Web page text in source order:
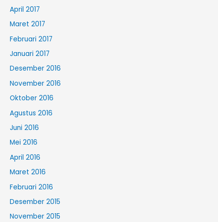
April 2017
Maret 2017
Februari 2017
Januari 2017
Desember 2016
November 2016
Oktober 2016
Agustus 2016
Juni 2016
Mei 2016
April 2016
Maret 2016
Februari 2016
Desember 2015
November 2015